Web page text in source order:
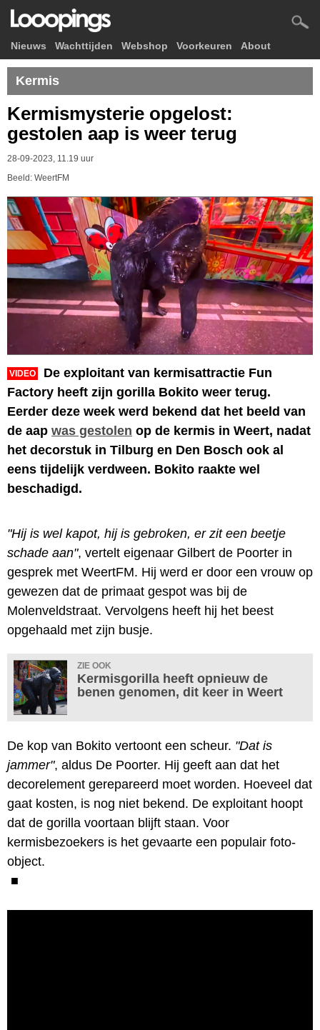
Nieuws Wachttijden Webshop Voorkeuren About
Kermis
Kermismysterie opgelost:
gestolen aap is weer terug
28-09-2023, 11.19 uur
Beeld: WeertFM
VIDEO
De exploitant van kermisattractie Fun
Factory heeft zijn gorilla Bokito weer terug.
Eerder deze week werd bekend dat het beeld van
de aap was gestolen op de kermis in Weert, nadat
het decorstuk in Tilburg en Den Bosch ook al
eens tijdelijk verdween. Bokito raakte wel
beschadigd.
"Hij is wel kapot, hij is gebroken, er zit een beetje
schade aan", vertelt eigenaar Gilbert de Poorter in
gesprek met WeertFM. Hij werd er door een vrouw op
gewezen dat de primaat gespot was bij de
Molenveldstraat. Vervolgens heeft hij het beest
opgehaald met zijn busje.
ZIE OOK
Kermisgorilla heeft opnieuw de
benen genomen, dit keer in Weert
De kop van Bokito vertoont een scheur. "Dat is
jammer", aldus De Poorter. Hij geeft aan dat het
decorelement gerepareerd moet worden. Hoeveel dat
gaat kosten, is nog niet bekend. De exploitant hoopt
dat de gorilla voortaan blijft staan. Voor
kermisbezoekers is het gevaarte een populair foto-
object.
■